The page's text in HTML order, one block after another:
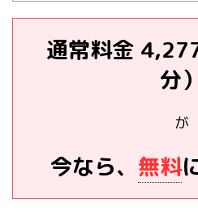
通常料金
分）
が
今なら、 無料